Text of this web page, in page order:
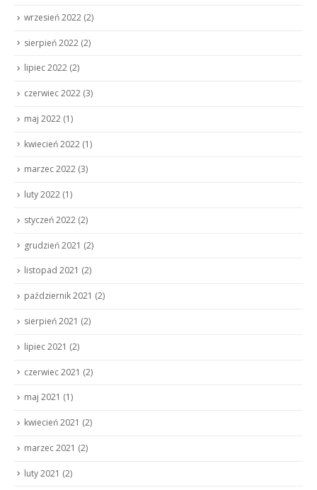
wrzesień 2022 (2)
sierpień 2022 (2)
lipiec 2022 (2)
czerwiec 2022 (3)
maj 2022 (1)
kwiecień 2022 (1)
marzec 2022 (3)
luty 2022 (1)
styczeń 2022 (2)
grudzień 2021 (2)
listopad 2021 (2)
październik 2021 (2)
sierpień 2021 (2)
lipiec 2021 (2)
czerwiec 2021 (2)
maj 2021 (1)
kwiecień 2021 (2)
marzec 2021 (2)
luty 2021 (2)